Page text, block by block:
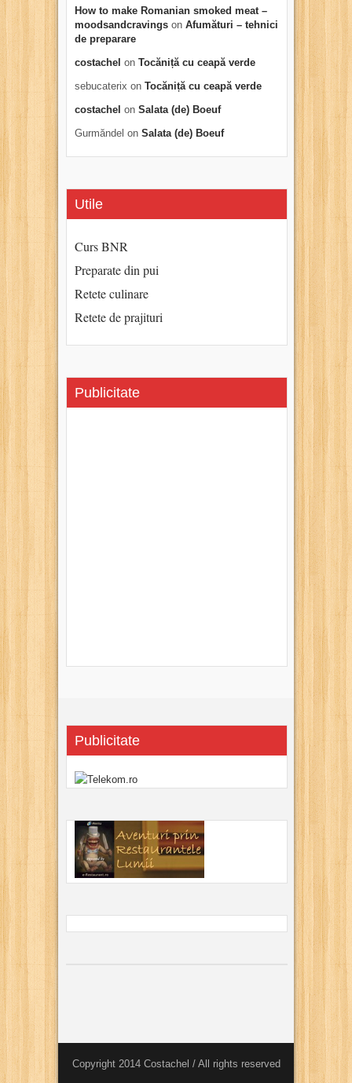
How to make Romanian smoked meat –
moodsandcravings on Afumături – tehnici
de preparare
costachel on Tocăniță cu ceapă verde
sebucaterix on Tocăniță cu ceapă verde
costachel on Salata (de) Boeuf
Gurmăndel on Salata (de) Boeuf
Utile
Curs BNR
Preparate din pui
Retete culinare
Retete de prajituri
Publicitate
Publicitate
Copyright 2014 Costachel / All rights reserved